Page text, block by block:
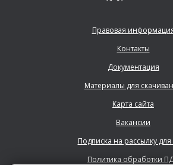
Правовая
Контакты
Документация
Материалы для
Карта сайта
Вакансии
Подписка на рассылку
Политика обработки